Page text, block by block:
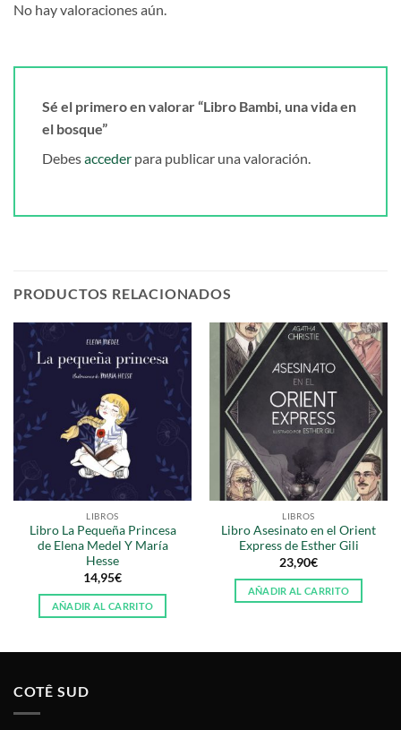
No hay valoraciones aún.
Sé el primero en valorar “Libro Bambi, una vida en
el bosque”
Debesacceder para publicar una valoración.
PRODUCTOS RELACIONADOS
LIBROS
Libro La Pequeña Princesa
de Elena Medel Y María
Hesse
14,95€
AÑADIR AL CARRITO
LIBROS
Libro Asesinato en el Orient
Express de Esther Gili
23,90€
AÑADIR AL CARRITO
COTÊ SUD